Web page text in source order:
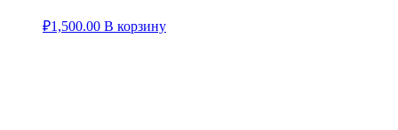
₽1,500.00 В корзину